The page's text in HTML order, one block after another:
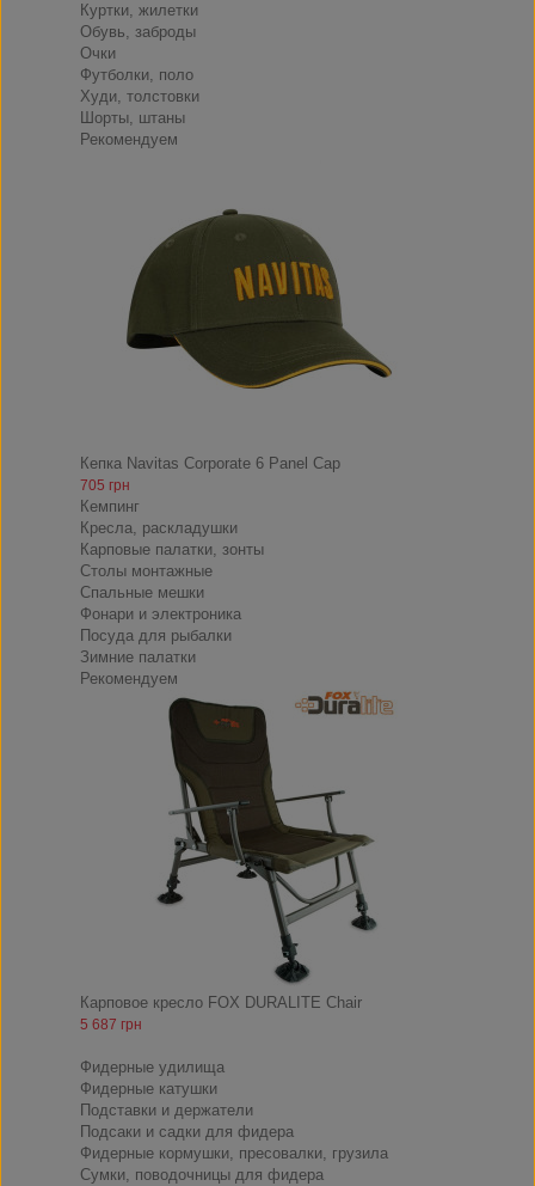
Куртки, жилетки
Обувь, заброды
Очки
Футболки, поло
Худи, толстовки
Шорты, штаны
Рекомендуем
Кепка Navitas Corporate 6 Panel Cap
705 грн
Кемпинг
Кресла, раскладушки
Карповые палатки, зонты
Столы монтажные
Спальные мешки
Фонари и электроника
Посуда для рыбалки
Зимние палатки
Рекомендуем
Карповое кресло FOX DURALITE Chair
5 687 грн
Фидерные удилища
Фидерные катушки
Подставки и держатели
Подсаки и садки для фидера
Фидерные кормушки, пресовалки, грузила
Сумки, поводочницы для фидера